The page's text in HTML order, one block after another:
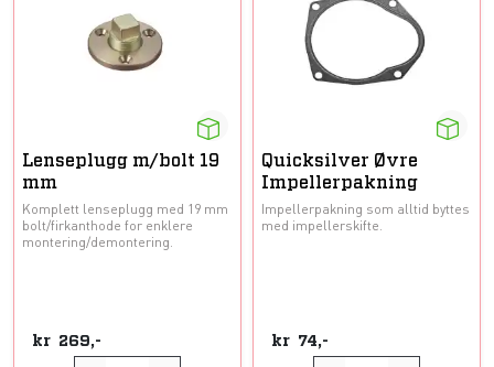
Lenseplugg m/bolt 19
mm
Komplett lenseplugg med 19 mm
bolt/firkanthode for enklere
montering/demontering.
kr 269,-
Quicksilver Øvre
Impellerpakning
Impellerpakning som alltid byttes
med impellerskifte.
kr 74,-